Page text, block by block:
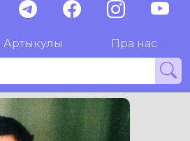
Артыкулы Пра нас